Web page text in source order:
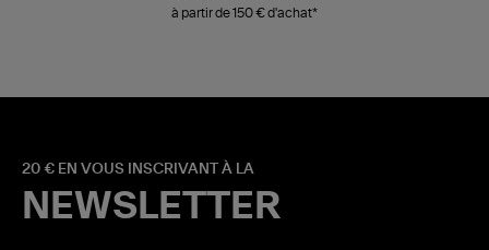
à partir de 150 € d'achat*
20 € EN VOUS INSCRIVANT À LA
NEWSLETTER